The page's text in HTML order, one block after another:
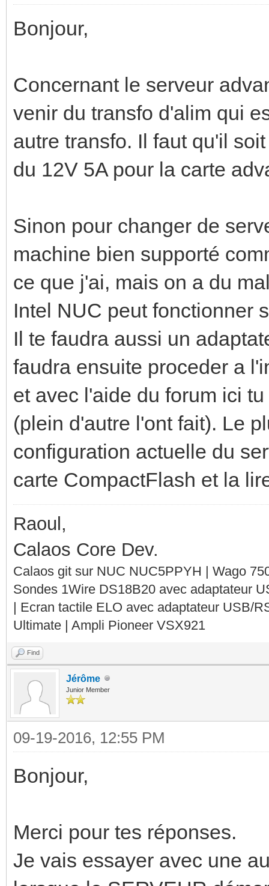
Bonjour,
Concernant le serveur
venir du transfo d'alim qui
autre transfo. Il faut qu'il
du 12V 5A pour la carte
Sinon pour changer de
machine bien supporté
ce que j'ai, mais on a du
Intel NUC peut fonctionner
Il te faudra aussi un
faudra ensuite proceder a
et avec l'aide du forum ici
(plein d'autre l'ont fait). Le
configuration actuelle du
carte CompactFlash et la
Raoul,
Calaos Core Dev.
Calaos git sur NUC NUC5PPYH | Wago
Sondes 1Wire DS18B20 avec adaptateur
| Ecran tactile ELO avec adaptateur USB/
Ultimate | Ampli Pioneer VSX921
Find
Jérôme
Junior Member
09-19-2016, 12:55 PM
Bonjour,
Merci pour tes réponses.
Je vais essayer avec une